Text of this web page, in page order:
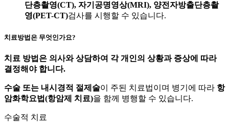
단층촬영(CT), 자기공명영상(MRI), 양전자방출단층촬
영(PET-CT)검사를 시행할 수 있습니다.
치료방법은 무엇인가요?
치료 방법은 의사와 상담하여 각 개인의 상황과 증상에 따라
결정해야 합니다.
수술 또는 내시경적 절제술이 주된 치료법이며 병기에 따라 항
암화학요법(항암제 치료)을 함께 병행할 수 있습니다.
수술적 치료